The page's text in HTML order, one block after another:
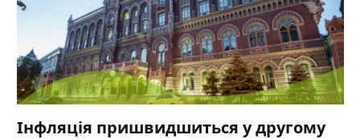
Інфляція пришвидшиться у другому